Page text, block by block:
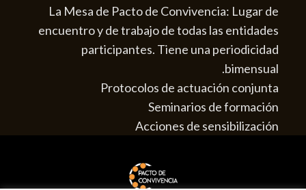
La Mesa de Pacto de Convivencia: Lugar de
encuentro y de trabajo de todas las entidades
participantes. Tiene una periodicidad
bimensual.
Protocolos de actuación conjunta
Seminarios de formación
Acciones de sensibilización